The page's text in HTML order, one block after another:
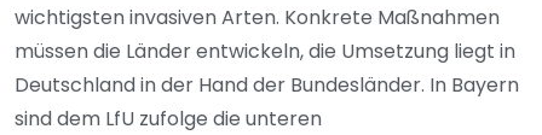
wichtigsten invasiven Arten. Konkrete Maßnahmen
müssen die Länder entwickeln, die Umsetzung liegt in
Deutschland in der Hand der Bundesländer. In Bayern
sind dem LfU zufolge die unteren